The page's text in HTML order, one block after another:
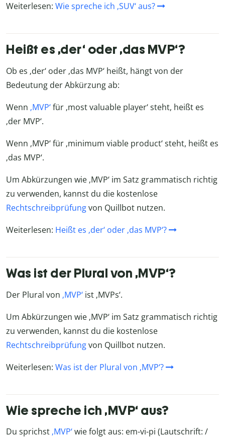
Weiterlesen: Wie spreche ich ‚SUV‘ aus?
Heißt es ‚der‘ oder ‚das MVP‘?
Ob es ‚der‘ oder ‚das MVP‘ heißt, hängt von der
Bedeutung der Abkürzung ab:
Wenn ‚MVP‘für ‚most valuable player‘ steht, heißt es
‚der MVP‘.
Wenn ‚MVP‘ für ‚minimum viable product‘ steht, heißt es
‚das MVP‘.
Um Abkürzungen wie ‚MVP‘ im Satz grammatisch richtig
zu verwenden, kannst du die kostenlose
Rechtschreibprüfungvon Quillbot nutzen.
Weiterlesen: Heißt es ‚der‘ oder ‚das MVP‘?
Was ist der Plural von ‚MVP‘?
Der Plural von ‚MVP‘ ist ‚MVPs‘.
Um Abkürzungen wie ‚MVP‘ im Satz grammatisch richtig
zu verwenden, kannst du die kostenlose
Rechtschreibprüfungvon Quillbot nutzen.
Weiterlesen: Was ist der Plural von ‚MVP‘?
Wie spreche ich ‚MVP‘ aus?
Du sprichst‚MVP‘wie folgt aus: em-vi-pi (Lautschrift: /